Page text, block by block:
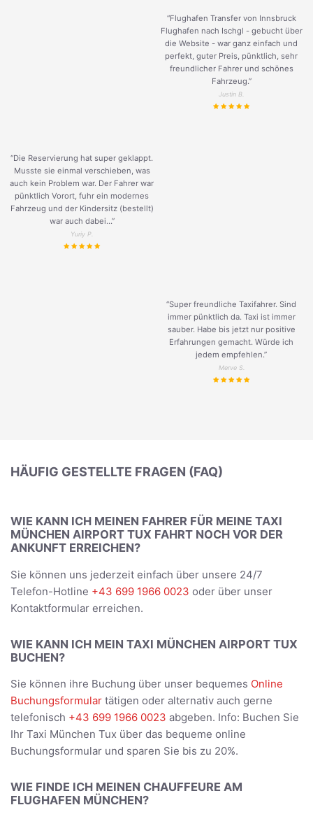
“Flughafen Transfer von Innsbruck
Flughafen nach Ischgl - gebucht über
die Website - war ganz einfach und
perfekt, guter Preis, pünktlich, sehr
freundlicher Fahrer und schönes
Fahrzeug.”
Justin B.
“Die Reservierung hat super geklappt.
Musste sie einmal verschieben, was
auch kein Problem war. Der Fahrer war
pünktlich Vorort, fuhr ein modernes
Fahrzeug und der Kindersitz (bestellt)
war auch dabei...”
Yuriy P.
“Super freundliche Taxifahrer. Sind
immer pünktlich da. Taxi ist immer
sauber. Habe bis jetzt nur positive
Erfahrungen gemacht. Würde ich
jedem empfehlen.”
Merve S.
HÄUFIG GESTELLTE FRAGEN (FAQ)
WIE KANN ICH MEINEN FAHRER FÜR MEINE TAXI
MÜNCHEN AIRPORT TUX FAHRT NOCH VOR DER
ANKUNFT ERREICHEN?
Sie können uns jederzeit einfach über unsere 24/7
Telefon-Hotline +43 699 1966 0023 oder über unser
Kontaktformular erreichen.
WIE KANN ICH MEIN TAXI MÜNCHEN AIRPORT TUX
BUCHEN?
Sie können ihre Buchung über unser bequemes Online
Buchungsformular tätigen oder alternativ auch gerne
telefonisch +43 699 1966 0023 abgeben. Info: Buchen Sie
Ihr Taxi München Tux über das bequeme online
Buchungsformular und sparen Sie bis zu 20%.
WIE FINDE ICH MEINEN CHAUFFEURE AM
FLUGHAFEN MÜNCHEN?